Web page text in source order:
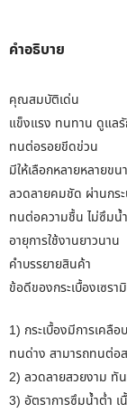
คำอธิบาย
คุณสมบัติเด่น
แข็งแรง ทนทาน ดูแล
ทนต่อรอยขีดข่วน
มีให้เลือกหลายหลายข
ลวดลายคมชัด ผ่านกร
ทนต่อความชื้น ไม่ซึมน้ำ
อายุการใช้งานยาวนาน
คำบรรยายสินค้า
ข้อดีของกระเบื้องเซรา
1) กระเบื้องมีการเค
ทนด่าง สามารถทนต่อ
2) ลวดลายสวยงาม ทั
3) อัตราการซึมน้ำต่ำ